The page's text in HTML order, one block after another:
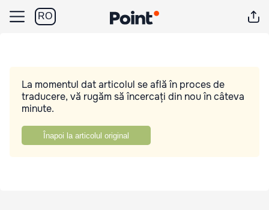
RO
La momentul dat articolul se află în proces de
traducere, vă rugăm să încercați din nou în câteva
minute.
Înapoi la articolul original